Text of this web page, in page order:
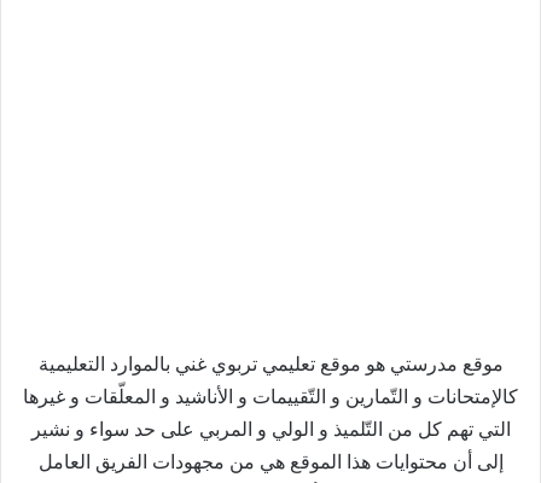
موقع مدرستي هو موقع تعليمي تربوي غني بالموارد التعليمية
كالإمتحانات و التّمارين و التّقييمات و الأناشيد و المعلّقات و غيرها
التي تهم كل من التّلميذ و الولي و المربي على حد سواء و نشير
إلى أن محتوايات هذا الموقع هي من مجهودات الفريق العامل